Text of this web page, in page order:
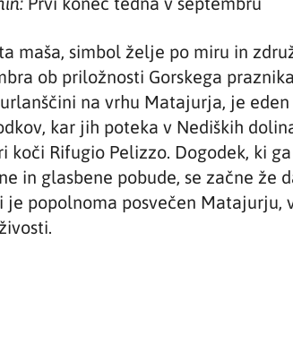
maša, simbol želje po miru in
ob priložnosti Gorskega
na vrhu Matajurja, je
kar jih poteka v Nediških
koči Rifugio Pelizzo. Dogodek, ki
in glasbene pobude, se začne že
je popolnoma posvečen Matajurju,